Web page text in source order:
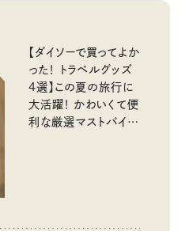
【ダイソーで買ってよか
った！ トラベルグッズ
4選】この夏の旅行に
大活躍！ かわいくて便
利な厳選マストバイア